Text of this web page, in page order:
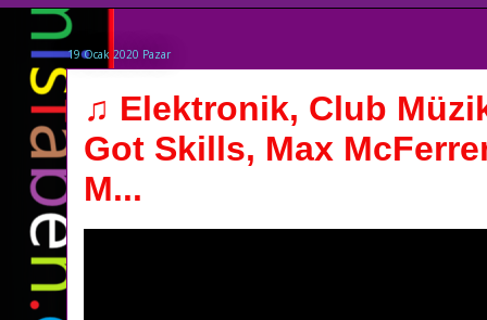
19 Ocak 2020 Pazar
♫ Elektronik, Club
Got Skills, Max
M...